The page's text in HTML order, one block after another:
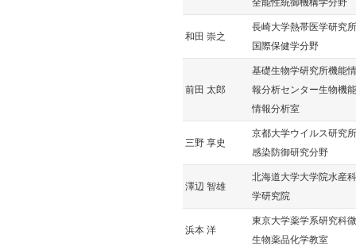
全能性統御機構学分野
和田 崇之
長崎大学熱帯医学研究所
国際保健学分野
前田 太郎
基礎生物学研究所機能情
報分析センター生物機能
情報分析室
三野 享史
京都大学ウイルス研究所
感染防御研究分野
澤辺 智雄
北海道大学大学院水産科
学研究院
浜本 洋
東京大学薬学系研究科微
生物薬品化学教室